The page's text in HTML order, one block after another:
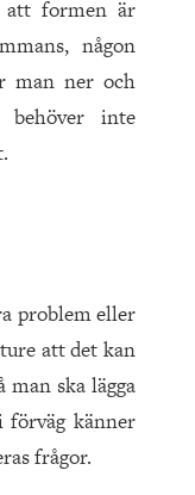
att formen är
någon
man ner och
inte
problem eller
att det kan
man ska lägga
känner
frågor.